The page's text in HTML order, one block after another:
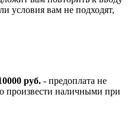
условия вам не подходят,
руб. - предоплата не
произвести наличными при